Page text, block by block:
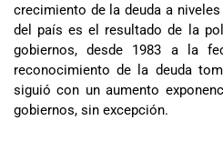
crecimiento de la deuda a niveles
del país es el resultado de la
gobiernos, desde 1983 a la
reconocimiento de la deuda
siguió con un aumento
gobiernos, sin excepción.